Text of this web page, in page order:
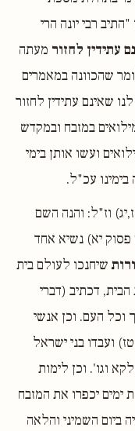
רבי יונה הרי
עתידין לחזור מעתה
שהכוונה במאמרים
שאינם עתידין לחזור
במזבח ובמקדש
ועשו אותן בימי
עכ"ל.
וז"ל: והנה השם
יא) נשיא אחד
שיחנכו לעולם בית
דכתיב (דברי
וכל העם. וכן אנשי
ועבדו בני ישראל
וגו'. וכן לימות
יכפרו את המזבח
ביום השמיני והלאה